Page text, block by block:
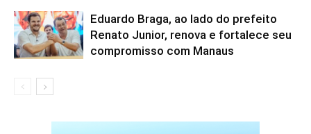
Eduardo Braga, ao lado do prefeito
Renato Junior, renova e fortalece seu
compromisso com Manaus